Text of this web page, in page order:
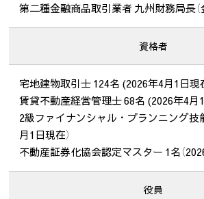
第二種金融商品取引業者 九州財務局長（
資格者
宅地建物取引士 124名 (2026年4月1日現
賃貸不動産経営管理士 68名 (2026年4月1
2級ファイナンシャル・プランニング技
月1日現在）
不動産証券化協会認定マスター 1名（
役員